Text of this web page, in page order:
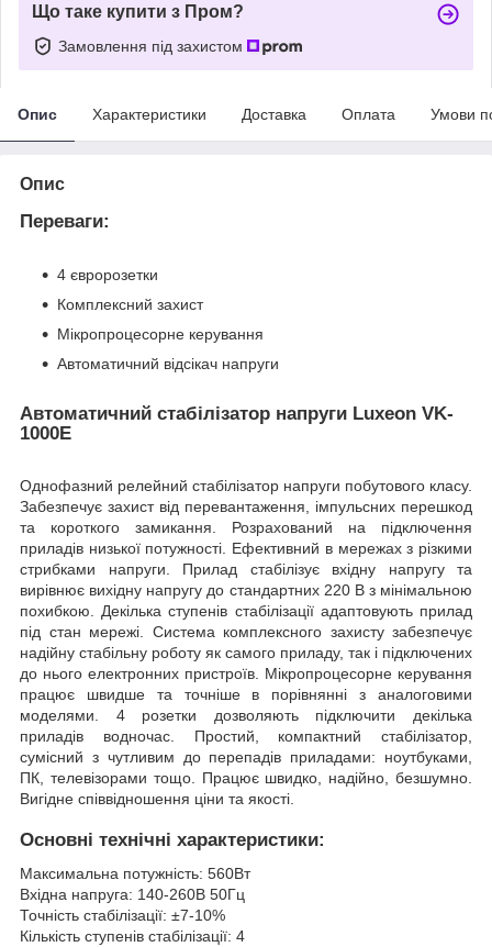
Що таке купити з Пром?
Замовлення під захистом
Опис Характеристики Доставка Оплата Умови
Опис
Переваги:
4 євророзетки
Комплексний захист
Мікропроцесорне керування
Автоматичний відсікач напруги
Автоматичний стабілізатор напруги Luxeon VK-
1000E
Однофазний релейний стабілізатор напруги побутового класу.
Забезпечує захист від перевантаження, імпульсних перешкод
та короткого замикання. Розрахований на підключення
приладів низької потужності. Ефективний в мережах з різкими
стрибками напруги. Прилад стабілізує вхідну напругу та
вирівнює вихідну напругу до стандартних 220 В з мінімальною
похибкою. Декілька ступенів стабілізації адаптовують прилад
під стан мережі. Система комплексного захисту забезпечує
надійну стабільну роботу як самого приладу, так і підключених
до нього електронних пристроїв. Мікропроцесорне керування
працює швидше та точніше в порівнянні з аналоговими
моделями. 4 розетки дозволяють підключити декілька
приладів водночас. Простий, компактний стабілізатор,
сумісний з чутливим до перепадів приладами: ноутбуками,
ПК, телевізорами тощо. Працює швидко, надійно, безшумно.
Вигідне співвідношення ціни та якості.
Основні технічні характеристики:
Максимальна потужність: 560Вт
Вхідна напруга: 140-260В 50Гц
Точність стабілізації: ±7-10%
Кількість ступенів стабілізації: 4